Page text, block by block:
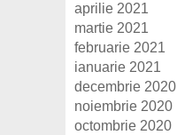
aprilie 2021
martie 2021
februarie 2021
ianuarie 2021
decembrie 2020
noiembrie 2020
octombrie 2020